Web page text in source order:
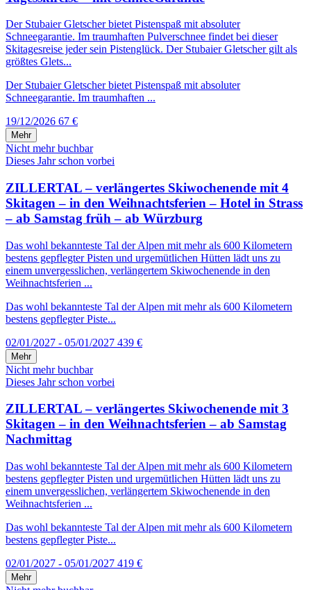
Der Stubaier Gletscher bietet Pistenspaß mit absoluter
Schneegarantie. Im traumhaften Pulverschnee findet bei dieser
Skitagesreise jeder sein Pistenglück. Der Stubaier Gletscher gilt als
größtes Glets...
Der Stubaier Gletscher bietet Pistenspaß mit absoluter
Schneegarantie. Im traumhaften ...
19/12/2026 67 €
Mehr
Nicht mehr buchbar
Dieses Jahr schon vorbei
ZILLERTAL – verlängertes Skiwochenende mit 4
Skitagen – in den Weihnachtsferien – Hotel in Strass
– ab Samstag früh – ab Würzburg
Das wohl bekannteste Tal der Alpen mit mehr als 600 Kilometern
bestens gepflegter Pisten und urgemütlichen Hütten lädt uns zu
einem unvergesslichen, verlängertem Skiwochenende in den
Weihnachtsferien ...
Das wohl bekannteste Tal der Alpen mit mehr als 600 Kilometern
bestens gepflegter Piste...
02/01/2027 - 05/01/2027 439 €
Mehr
Nicht mehr buchbar
Dieses Jahr schon vorbei
ZILLERTAL – verlängertes Skiwochenende mit 3
Skitagen – in den Weihnachtsferien – ab Samstag
Nachmittag
Das wohl bekannteste Tal der Alpen mit mehr als 600 Kilometern
bestens gepflegter Pisten und urgemütlichen Hütten lädt uns zu
einem unvergesslichen, verlängertem Skiwochenende in den
Weihnachtsferien ...
Das wohl bekannteste Tal der Alpen mit mehr als 600 Kilometern
bestens gepflegter Piste...
02/01/2027 - 05/01/2027 419 €
Mehr